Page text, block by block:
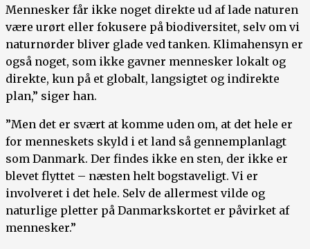
Mennesker får ikke noget direkte ud af lade naturen
være urørt eller fokusere på biodiversitet, selv om vi
naturnørder bliver glade ved tanken. Klimahensyn er
også noget, som ikke gavner mennesker lokalt og
direkte, kun på et globalt, langsigtet og indirekte
plan,” siger han.
”Men det er svært at komme uden om, at det hele er
for menneskets skyld i et land så gennemplanlagt
som Danmark. Der findes ikke en sten, der ikke er
blevet flyttet – næsten helt bogstaveligt. Vi er
involveret i det hele. Selv de allermest vilde og
naturlige pletter på Danmarkskortet er påvirket af
mennesker.”